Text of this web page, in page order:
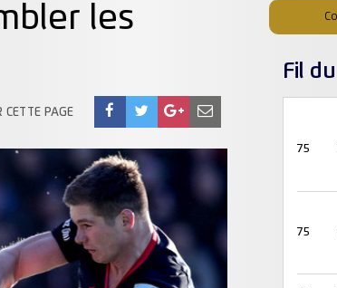
les
CETTE PAGE
Fil
75
75